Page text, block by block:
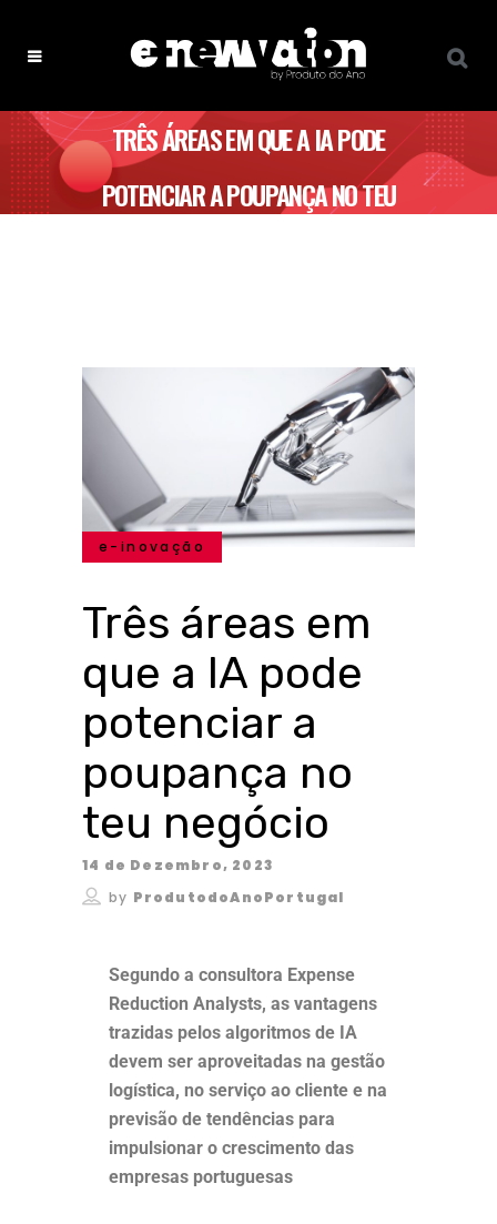
TRÊS ÁREAS EM QUE A IA PODE
POTENCIAR A POUPANÇA NO TEU
e-inovação
Três áreas em
que a IA pode
potenciar a
poupança no
teu negócio
14 de Dezembro, 2023
by ProdutodoAnoPortugal
Segundo a consultora Expense
Reduction Analysts, as vantagens
trazidas pelos algoritmos de IA
devem ser aproveitadas na gestão
logística, no serviço ao cliente e na
previsão de tendências para
impulsionar o crescimento das
empresas portuguesas